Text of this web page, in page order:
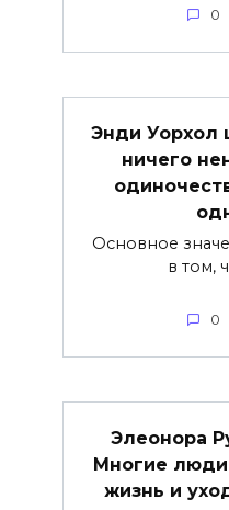
0
Энди Уорхол
ничего
Основное
в том,
0
Элеонора
Многие люди
жизнь и